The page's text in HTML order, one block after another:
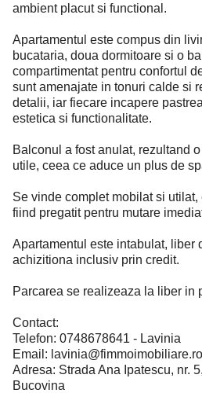
ambient placut si functional.
Apartamentul este compus din
bucataria, doua dormitoare si o
compartimentat pentru confortul
sunt amenajate in tonuri calde si
detalii, iar fiecare incapere
estetica si functionalitate.
Balconul a fost anulat, rezultand
utile, ceea ce aduce un plus de
Se vinde complet mobilat si
fiind pregatit pentru mutare
Apartamentul este intabulat, liber
achizitiona inclusiv prin credit.
Parcarea se realizeaza la liber in
Contact:
Telefon: 0748678641 - Lavinia
Email: lavinia@fimmoimobiliare.ro
Adresa: Strada Ana Ipatescu, nr.
Bucovina